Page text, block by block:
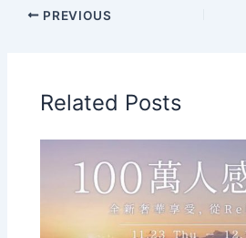
PREVIOUS
Related Posts